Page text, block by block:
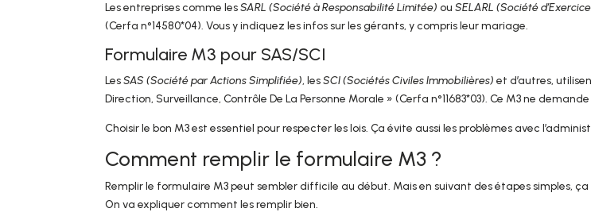
Les entreprises comme lesSARL (Société à Responsabilité Limitée) ou SELARL (Société
(Cerfa n°14580*04). Vous y indiquez les infos sur les gérants, y compris leur mariage.
Formulaire M3 pour SAS/SCI
LesSAS (Société par Actions Simplifiée), lesSCI (Sociétés Civiles Immobilières) et d’autres,
Direction, Surveillance, Contrôle De La Personne Morale » (Cerfa n°11683*03). Ce M3 ne
Choisir le bon M3 est essentiel pour respecter les lois. Ça évite aussi les problèmes avec
Comment remplir le formulaire M3 ?
Remplir le formulaire M3 peut sembler difficile au début. Mais en suivant des étapes simples,
On va expliquer comment les remplir bien.